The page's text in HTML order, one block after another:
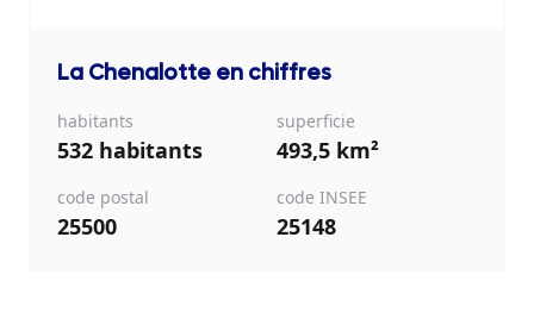
La Chenalotte en chiffres
habitants
532 habitants
superficie
493,5 km²
code postal
25500
code INSEE
25148